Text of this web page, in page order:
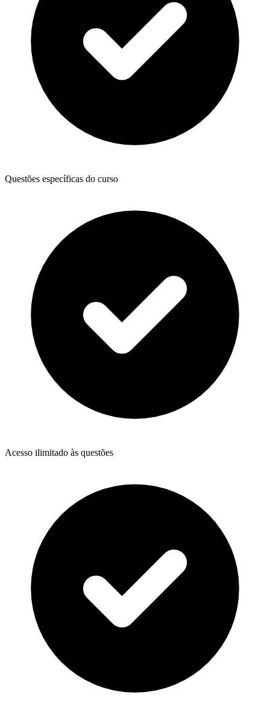
Questões específicas do curso
Acesso ilimitado às questões